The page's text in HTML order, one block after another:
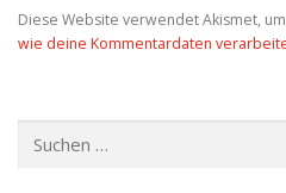
Diese Website verwendet Akismet,
wie deine Kommentardaten
nach: